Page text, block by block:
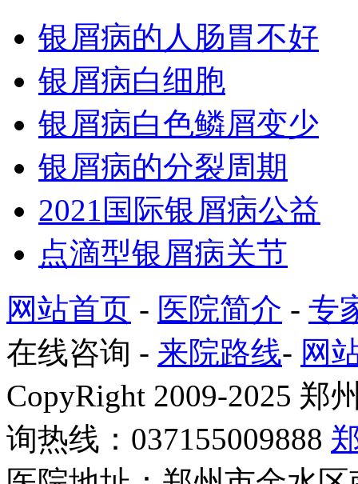
银屑病的人肠胃不好
银屑病白细胞
银屑病白色鳞屑变少
银屑病的分裂周期
2021国际银屑病公益
点滴型银屑病关节
网站首页 - 医院简介 - 专
在线咨询 - 来院路线- 网
CopyRight 2009-2025 郑
询热线：037155009888